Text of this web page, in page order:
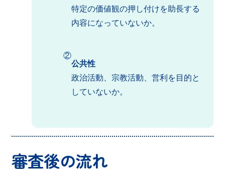
特定の価値観の押し付けを助長する
内容になっていないか。
②
公共性
政治活動、宗教活動、営利を目的と
していないか。
審査後の流れ